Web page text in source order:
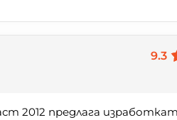
9.3
2012 предлага